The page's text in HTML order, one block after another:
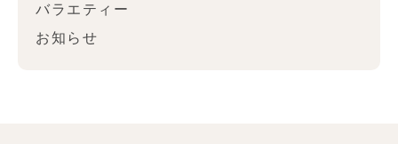
バラエティー
お知らせ